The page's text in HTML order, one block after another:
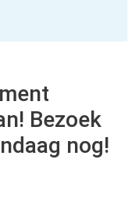
Bezoek
nog!